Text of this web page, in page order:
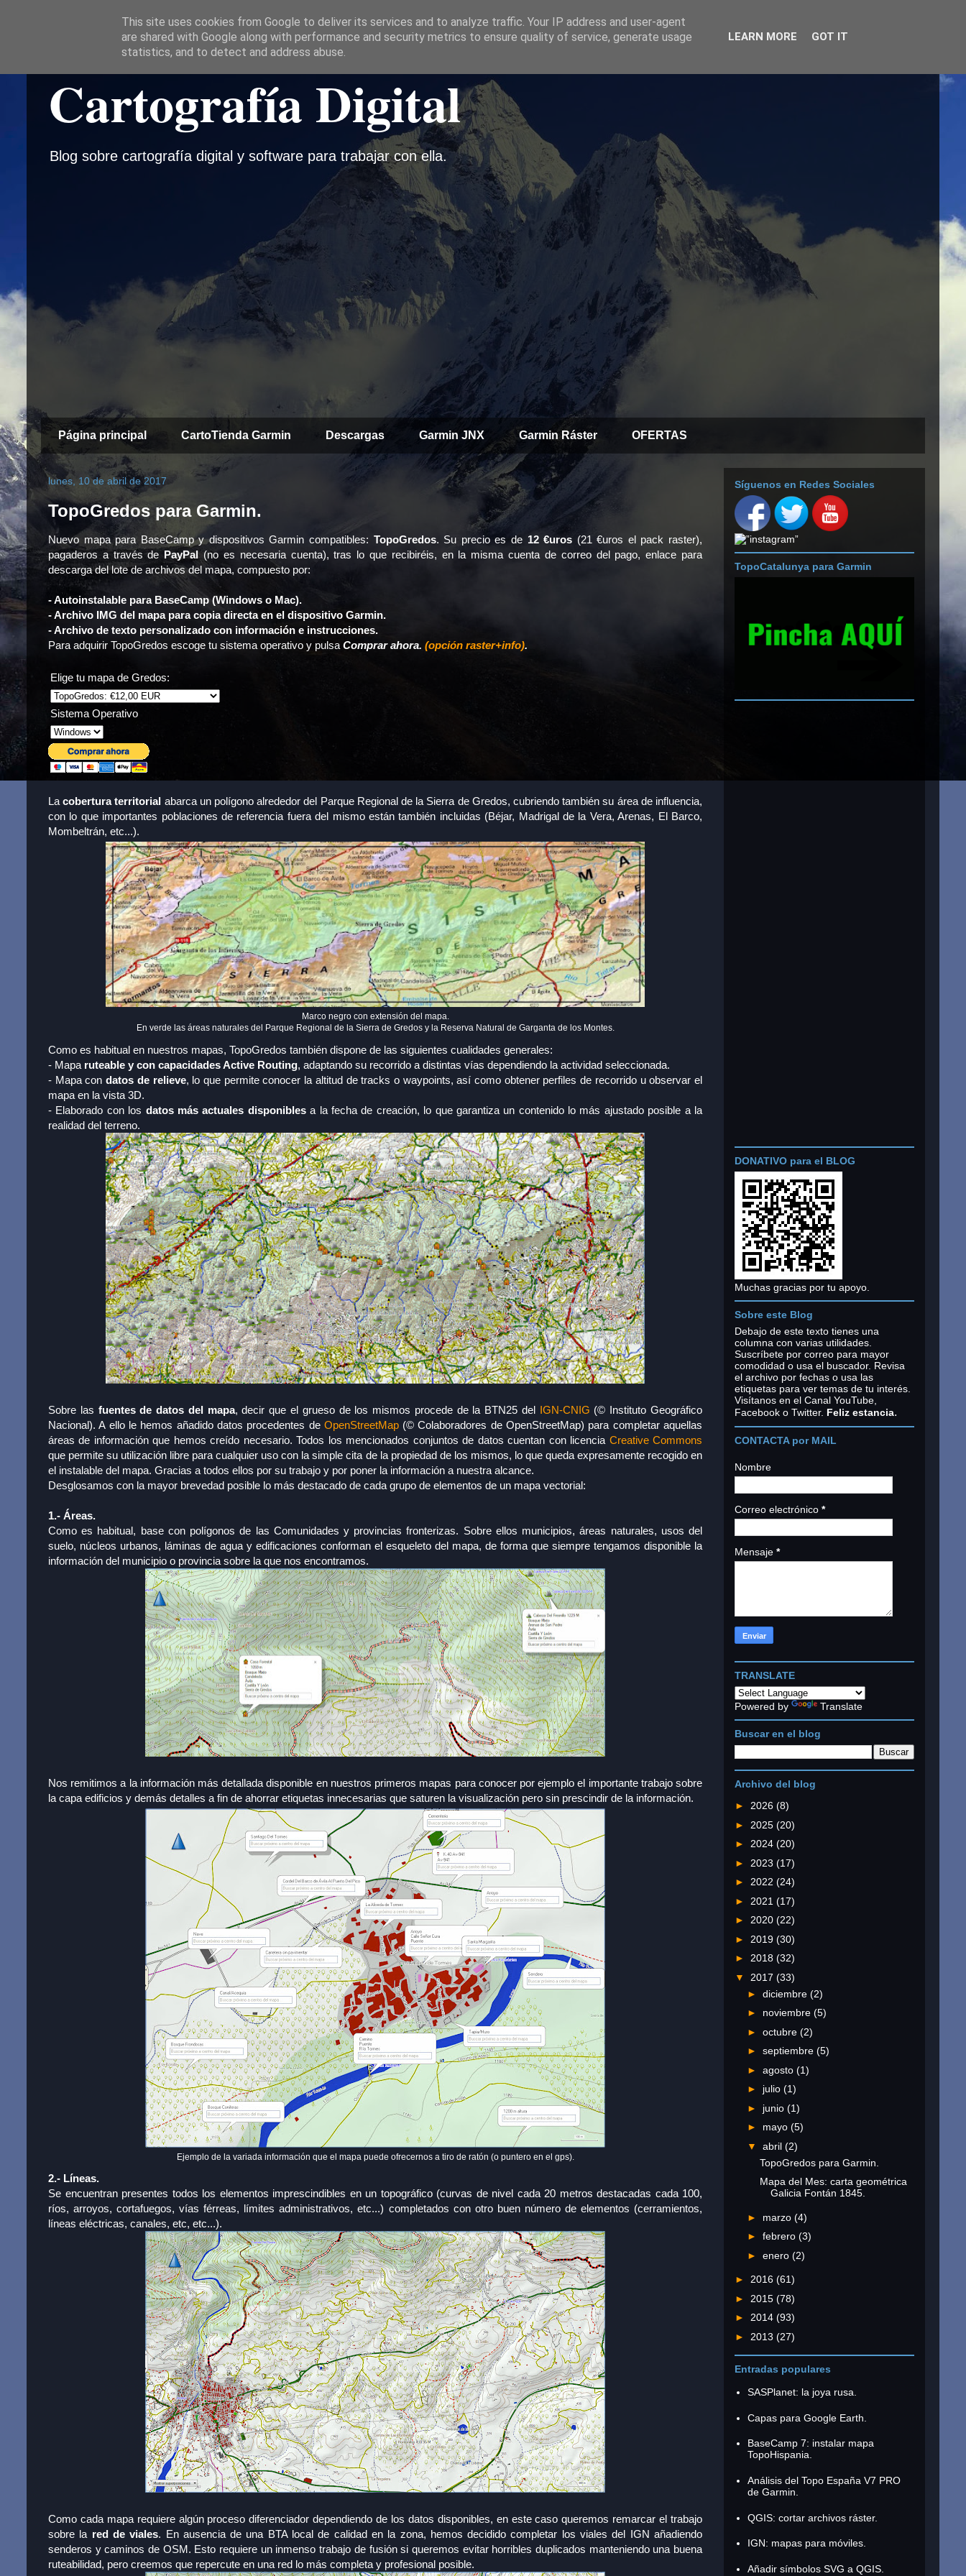
Cartografía Digital
Blog sobre cartografía digital y software para trabajar con ella.
Página principal CartoTienda Garmin Descargas Garmin JNX Garmin Ráster OFERTAS
lunes, 10 de abril de 2017
TopoGredos para Garmin.
Nuevo mapa para BaseCamp y dispositivos Garmin compatibles: TopoGredos. Su precio es de 12 €uros (21 €uros el pack raster),
pagaderos a través de PayPal(no es necesaria cuenta), tras lo que recibiréis, en la misma cuenta de correo del pago, enlace para
descarga del lote de archivos del mapa, compuesto por:
- Autoinstalable para BaseCamp (Windows o Mac).
- Archivo IMG del mapa para copia directa en el dispositivo Garmin.
- Archivo de texto personalizado con información e instrucciones.
Para adquirir TopoGredos escoge tu sistema operativo y pulsa Comprar ahora. (opción raster+info).
Elige tu mapa de Gredos:
Sistema Operativo
Lacobertura territorial abarca un polígono alrededor del Parque Regional de la Sierra de Gredos, cubriendo también su área de influencia,
con lo que importantes poblaciones de referencia fuera del mismo están también incluidas (Béjar, Madrigal de la Vera, Arenas, El Barco,
Mombeltrán, etc...).
Marco negro con extensión del mapa.
En verde las áreas naturales del Parque Regional de la Sierra de Gredos y la Reserva Natural de Garganta de los Montes.
Como es habitual en nuestros mapas, TopoGredos también dispone de las siguientes cualidades generales:
- Mapa ruteable y con capacidades Active Routing, adaptando su recorrido a distintas vías dependiendo la actividad seleccionada.
- Mapa condatos de relieve, lo que permite conocer la altitud de tracks o waypoints, así como obtener perfiles de recorrido u observar el
mapa en la vista 3D.
- Elaborado con los datos más actuales disponiblesa la fecha de creación, lo que garantiza un contenido lo más ajustado posible a la
realidad del terreno.
Sobre las fuentes de datos del mapa, decir que el grueso de los mismos procede de la BTN25 del IGN-CNIG (© Instituto Geográfico
Nacional). A ello le hemos añadido datos procedentes de OpenStreetMap(© Colaboradores de OpenStreetMap) para completar aquellas
áreas de información que hemos creído necesario. Todos los mencionados conjuntos de datos cuentan con licencia Creative Commons
que permite su utilización libre para cualquier uso con la simple cita de la propiedad de los mismos, lo que queda expresamente recogido en
el instalable del mapa. Gracias a todos ellos por su trabajo y por poner la información a nuestra alcance.
Desglosamos con la mayor brevedad posible lo más destacado de cada grupo de elementos de un mapa vectorial:
1.- Áreas.
Como es habitual, base con polígonos de las Comunidades y provincias fronterizas. Sobre ellos municipios, áreas naturales, usos del
suelo, núcleos urbanos, láminas de agua y edificaciones conforman el esqueleto del mapa, de forma que siempre tengamos disponible la
información del municipio o provincia sobre la que nos encontramos.
Nos remitimos a la información más detallada disponible en nuestros primeros mapas para conocer por ejemplo el importante trabajo sobre
la capa edificios y demás detalles a fin de ahorrar etiquetas innecesarias que saturen la visualización pero sin prescindir de la información.
Ejemplo de la variada información que el mapa puede ofrecernos a tiro de ratón (o puntero en el gps).
2.- Líneas.
Se encuentran presentes todos los elementos imprescindibles en un topográfico (curvas de nivel cada 20 metros destacadas cada 100,
ríos, arroyos, cortafuegos, vías férreas, límites administrativos, etc...) completados con otro buen número de elementos (cerramientos,
líneas eléctricas, canales, etc, etc...).
Como cada mapa requiere algún proceso diferenciador dependiendo de los datos disponibles, en este caso queremos remarcar el trabajo
sobre la red de viales. En ausencia de una BTA local de calidad en la zona, hemos decidido completar los viales del IGN añadiendo
senderos y caminos de OSM. Esto requiere un inmenso trabajo de fusión si queremos evitar horribles duplicados manteniendo una buena
ruteabilidad, pero creemos que repercute en una red lo más completa y profesional posible.
Síguenos en Redes Sociales
TopoCatalunya para Garmin
DONATIVO para el BLOG
Muchas gracias por tu apoyo.
Sobre este Blog
Debajo de este texto tienes una
columna con varias utilidades.
Suscríbete por correo para mayor
comodidad o usa el buscador. Revisa
el archivo por fechas o usa las
etiquetas para ver temas de tu interés.
Visítanos en el Canal YouTube,
Facebook o Twitter. Feliz estancia.
CONTACTA por MAIL
Nombre
Correo electrónico *
Mensaje *
TRANSLATE
Powered by Translate
Buscar en el blog
Archivo del blog
► 2026 (8)
► 2025 (20)
► 2024 (20)
► 2023 (17)
► 2022 (24)
► 2021 (17)
► 2020 (22)
► 2019 (30)
► 2018 (32)
▼ 2017 (33)
► diciembre (2)
► noviembre (5)
► octubre (2)
► septiembre (5)
► agosto (1)
► julio (1)
► junio (1)
► mayo (5)
▼ abril (2)
TopoGredos para Garmin.
Mapa del Mes: carta geométrica
Galicia Fontán 1845.
► marzo (4)
► febrero (3)
► enero (2)
► 2016 (61)
► 2015 (78)
► 2014 (93)
► 2013 (27)
Entradas populares
SASPlanet: la joya rusa.
Capas para Google Earth.
BaseCamp 7: instalar mapa
TopoHispania.
Análisis del Topo España V7 PRO
de Garmin.
QGIS: cortar archivos ráster.
IGN: mapas para móviles.
Añadir símbolos SVG a QGIS.
This site uses cookies from Google to deliver its services and to analyze traffic. Your IP address and user-agent
are shared with Google along with performance and security metrics to ensure quality of service, generate usage
statistics, and to detect and address abuse.
LEARN MORE GOT IT